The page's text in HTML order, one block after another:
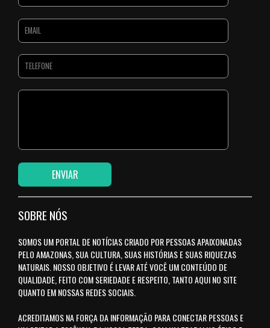
SOBRE NÓS
SOMOS UM PORTAL DE NOTÍCIAS CRIADO POR PESSOAS APAIXONADAS
PELO AMAZONAS, SUA CULTURA, SUAS HISTÓRIAS E SUAS RIQUEZAS
NATURAIS. NOSSO OBJETIVO É LEVAR ATÉ VOCÊ UM CONTEÚDO DE
QUALIDADE, FEITO COM SERIEDADE E RESPEITO, TANTO AQUI NO SITE
QUANTO EM NOSSAS REDES SOCIAIS.
ACREDITAMOS NA FORÇA DA INFORMAÇÃO PARA CONECTAR PESSOAS E